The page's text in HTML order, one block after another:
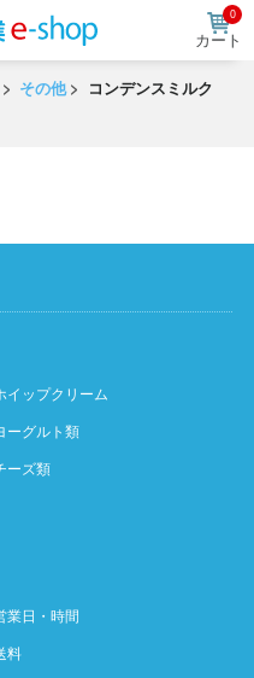
0
カート
その他
コンデンスミルク
イップクリーム
ーグルト類
ーズ類
業日・時間
料